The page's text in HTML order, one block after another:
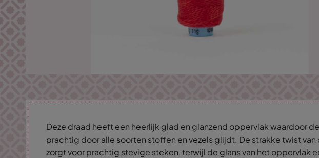
Deze draad heeft een heerlijk glad en glanzend oppervlak waardoor
prachtig door alle soorten stoffen en vezels glijdt. De strakke twist van
zorgt voor prachtig stevige steken, terwijl de glans van het oppervlak